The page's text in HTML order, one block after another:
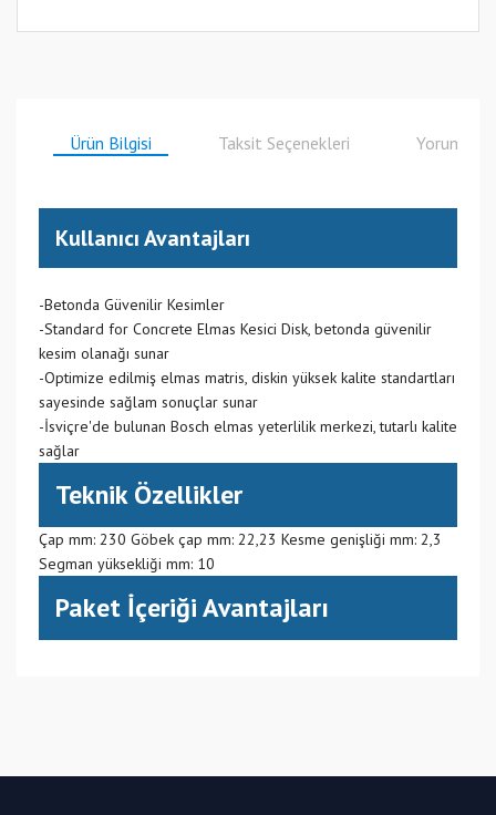
Ürün Bilgisi Taksit Seçenekleri Yorumlar
Kullanıcı Avantajları
-Betonda Güvenilir Kesimler
-Standard for Concrete Elmas Kesici Disk, betonda güvenilir
kesim olanağı sunar
-Optimize edilmiş elmas matris, diskin yüksek kalite standartları
sayesinde sağlam sonuçlar sunar
-İsviçre'de bulunan Bosch elmas yeterlilik merkezi, tutarlı kalite
sağlar
Teknik Özellikler
Çap mm: 230 Göbek çap mm: 22,23 Kesme genişliği mm: 2,3
Segman yüksekliği mm: 10
Paket İçeriği Avantajları